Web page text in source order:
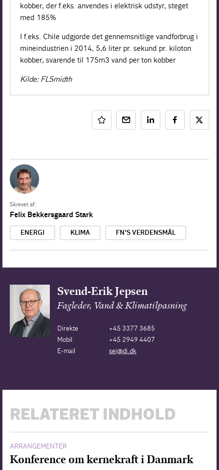
kobber, der f.eks. anvendes i elektrisk udstyr, steget
med 185%
I f.eks. Chile udgjorde det gennemsnitlige vandforbrug i
mineindustrien i 2014, 5,6 liter pr. sekund pr. kiloton
kobber, svarende til 175m3 vand per ton kobber
Kilde: FLSmidth
Skrevet af:
Felix Bekkersgaard Stark
ENERGI KLIMA FN'S VERDENSMÅL
Svend-Erik Jepsen
Fagleder, Vand & Klimatilpasning
Direkte
+45 3377 3685
Mobil
+45 2949 4407
E-mail
sej@di.dk
RELATERET INDHOLD
ARRANGEMENTER
Konference om kernekraft i Danmark